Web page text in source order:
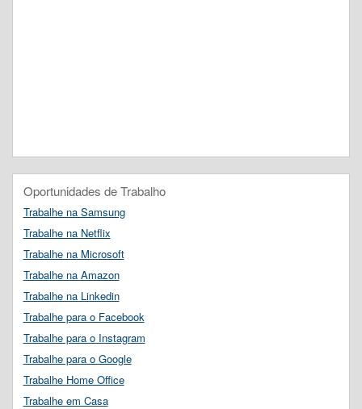
Oportunidades de Trabalho
Trabalhe na Samsung
Trabalhe na Netflix
Trabalhe na Microsoft
Trabalhe na Amazon
Trabalhe na Linkedin
Trabalhe para o Facebook
Trabalhe para o Instagram
Trabalhe para o Google
Trabalhe Home Office
Trabalhe em Casa